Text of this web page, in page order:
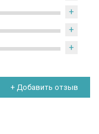
+
+
+
+ Добавить отзыв